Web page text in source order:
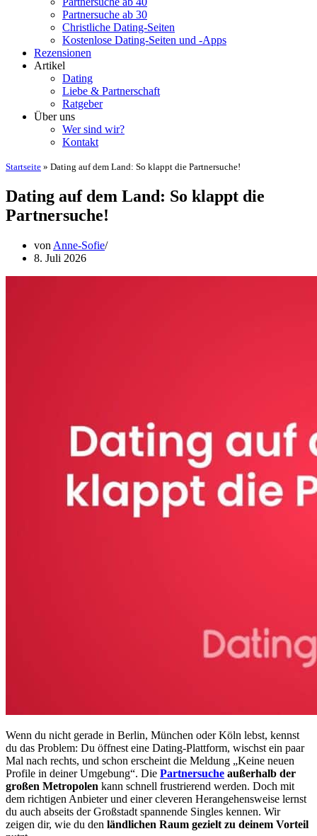
Partnersuche ab 30
Christliche Dating-Seiten
Kostenlose Dating-Seiten und -Apps
Rezensionen
Artikel
Dating
Liebe & Partnerschaft
Ratgeber
Über uns
Wer sind wir?
Kontakt
Startseite » Dating auf dem Land: So klappt die Partnersuche!
Dating auf dem Land: So klappt die
Partnersuche!
von Anne-Sofie
8. Juli 2026
Wenn du nicht gerade in Berlin, München oder Köln lebst, kennst
du das Problem: Du öffnest eine Dating-Plattform, wischst ein paar
Mal nach rechts, und schon erscheint die Meldung „Keine neuen
Profile in deiner Umgebung“. Die Partnersuche außerhalb der
großen Metropolen kann schnell frustrierend werden. Doch mit
dem richtigen Anbieter und einer cleveren Herangehensweise lernst
du auch abseits der Großstadt spannende Singles kennen. Wir
zeigen dir, wie du den ländlichen Raum gezielt zu deinem Vorteil